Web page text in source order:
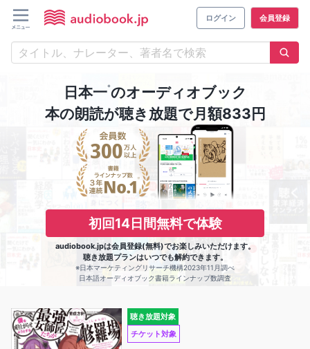
ログイン 会員登録
日本一※のオーディオブック
本の朗読が聴き放題で月額833円
初回14日間無料で体験
audiobook.jpは会員登録(無料)でお楽しみいただけます。
聴き放題プランはいつでも解約できます。
※日本マーケティングリサーチ機構2023年11月調べ
日本語オーディオブック書籍ラインナップ数調査
聴き放題対象
チケット対象